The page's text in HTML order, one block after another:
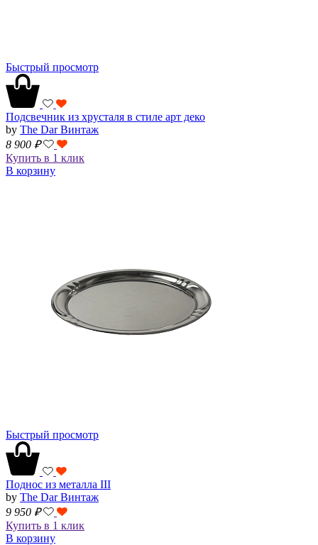
Быстрый просмотр
Подсвечник из хрусталя в стиле арт деко
by The Dar Винтаж
8 900 ₽
Купить в 1 клик
В корзину
Быстрый просмотр
Поднос из металла III
by The Dar Винтаж
9 950 ₽
Купить в 1 клик
В корзину